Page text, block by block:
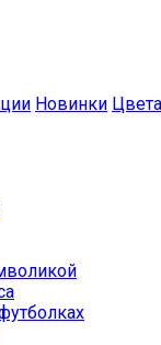
Новинки Цвета